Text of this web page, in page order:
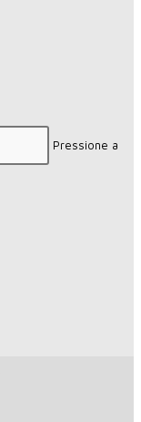
Pressione a